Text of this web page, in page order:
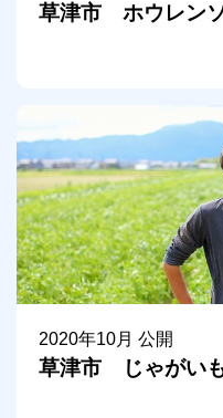
草津市 ホウレン
2020年10月 公開
草津市 じゃがい